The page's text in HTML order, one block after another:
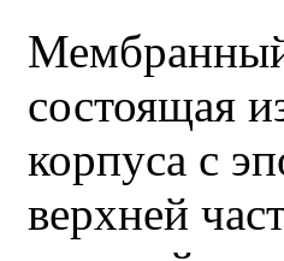
состоящая
корпуса с
верхней